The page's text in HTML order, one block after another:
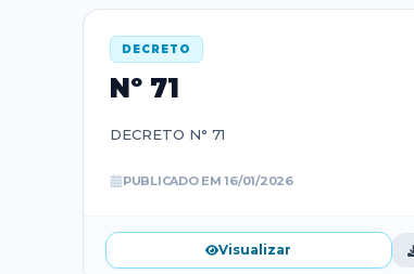
DECRETO
Nº 71
DECRETO N° 71
PUBLICADO EM16/01/2026
Visualizar